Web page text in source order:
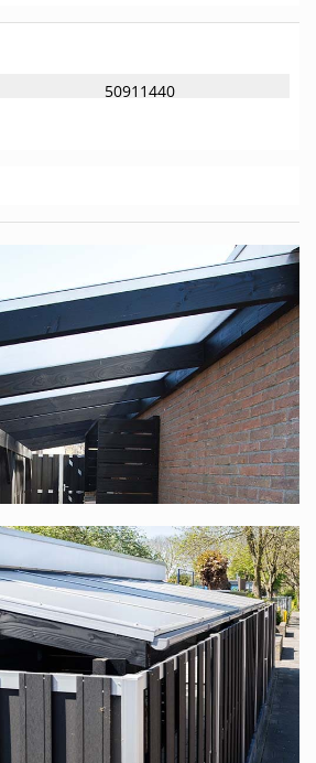
geliefert. Der
beträgt 8 Grad. Tipp! Die Breite
Oberprofile beträgt 65 mm.
Sie suchen? Hier können Sie ein
Komplettdach mit einer
Douglasienholz, speziell für Sie
Diese finden Sie unter
nach Maß.
in vielen
bieten wir in vielen verschiedenen
reicht von 1,06 m bis
modularen Systems ist die Breite
in 6 Größen verfügbar, 2,5 m, 3 m,
5 m. In jedem Fall haben Sie die
oder opalweißen Platten.
wenn Sie mit mehreren Personen
möchten, eine Tiefe von mindestens
50911440
4.5